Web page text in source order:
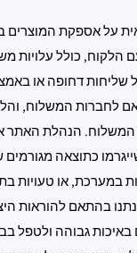
על אספקת המוצרים
הלקוח, כולל עלויות
דחופה או
לחברות המשלוח,
המשלוח. הנהלת האתר
כתוצאה
במערכת, או טעויות
בהתאם להוראות
גבוהה ולטפל